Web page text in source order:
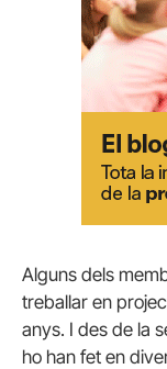
Alguns dels
treballar en
anys. I des de la
ho han fet en